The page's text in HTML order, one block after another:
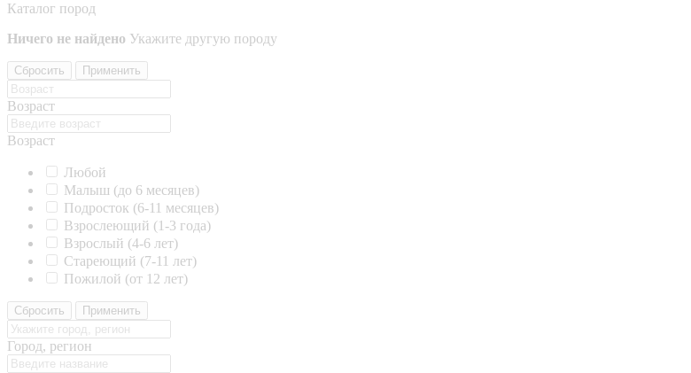
Каталог пород
Ничего не найдено Укажите другую породу
Сбросить Применить
Возраст
Возраст
Любой
Малыш (до 6 месяцев)
Подросток (6-11 месяцев)
Взрослеющий (1-3 года)
Взрослый (4-6 лет)
Стареющий (7-11 лет)
Пожилой (от 12 лет)
Сбросить Применить
Город, регион